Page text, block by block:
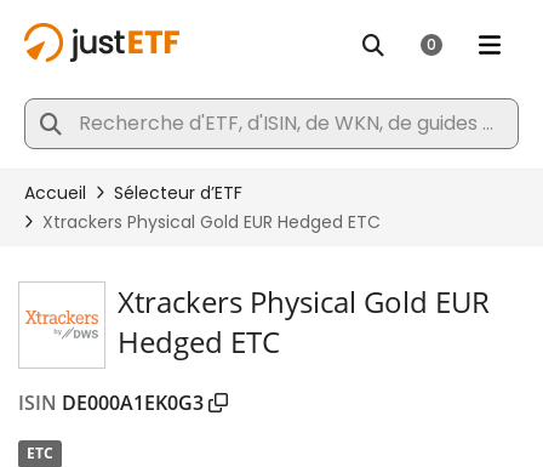
Xtrackers Physical Gold EUR
Hedged ETC
ISIN DE000A1EK0G3
ETC